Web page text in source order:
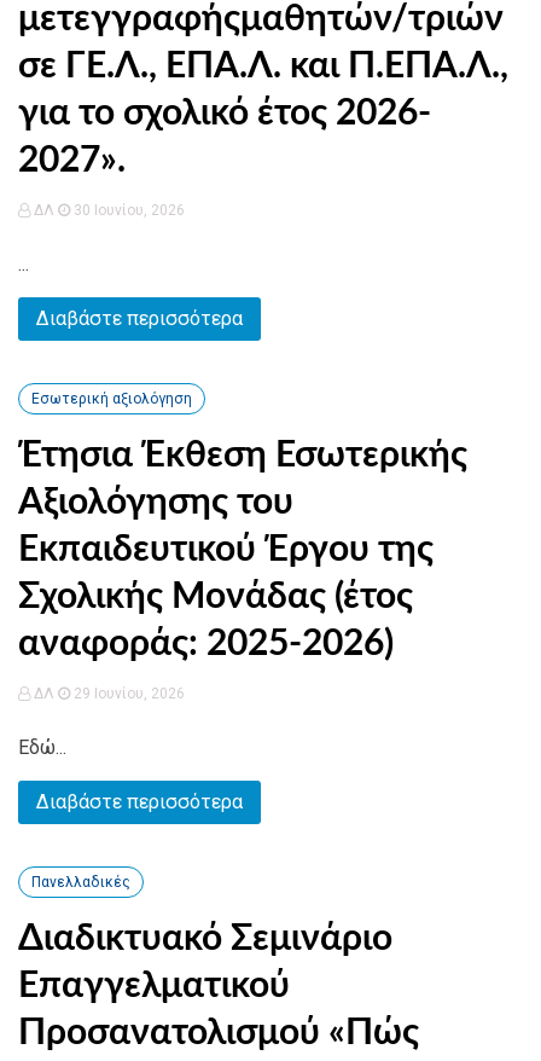
μετεγγραφήςμαθητών/τριών
σε ΓΕ.Λ., ΕΠΑ.Λ. και Π.ΕΠΑ.Λ.,
για το σχολικό έτος 2026-
2027».
ΔΛ 30 Ιουνίου, 2026
...
Διαβάστε περισσότερα
Εσωτερική αξιολόγηση
Έτησια Έκθεση Εσωτερικής
Αξιολόγησης του
Εκπαιδευτικού Έργου της
Σχολικής Μονάδας (έτος
αναφοράς: 2025-2026)
ΔΛ 29 Ιουνίου, 2026
Εδώ...
Διαβάστε περισσότερα
Πανελλαδικές
Διαδικτυακό Σεμινάριο
Επαγγελματικού
Προσανατολισμού «Πώς